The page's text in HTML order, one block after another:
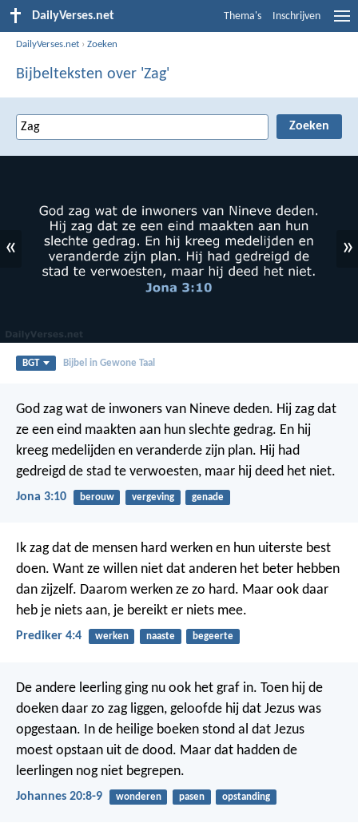
DailyVerses.net Thema's Inschrijven
DailyVerses.net ›Zoeken
Bijbelteksten over 'Zag'
« »
BGT Bijbel in Gewone Taal
God zag wat de inwoners van Nineve deden. Hij zag dat
ze een eind maakten aan hun slechte gedrag. En hij
kreeg medelijden en veranderde zijn plan. Hij had
gedreigd de stad te verwoesten, maar hij deed het niet.
Jona 3:10 berouw vergeving genade
Ik zag dat de mensen hard werken en hun uiterste best
doen. Want ze willen niet dat anderen het beter hebben
dan zijzelf. Daarom werken ze zo hard. Maar ook daar
heb je niets aan, je bereikt er niets mee.
Prediker 4:4 werken naaste begeerte
De andere leerling ging nu ook het graf in. Toen hij de
doeken daar zo zag liggen, geloofde hij dat Jezus was
opgestaan. In de heilige boeken stond al dat Jezus
moest opstaan uit de dood. Maar dat hadden de
leerlingen nog niet begrepen.
Johannes 20:8-9 wonderen pasen opstanding